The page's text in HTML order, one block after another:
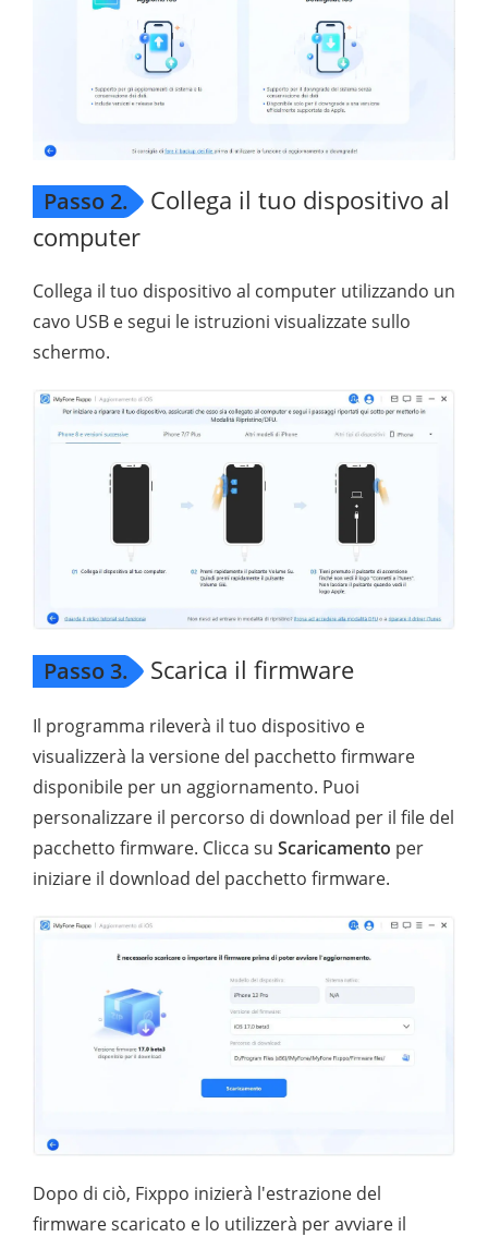
Passo 2.
Collega il tuo dispositivo al
computer
Collega il tuo dispositivo al computer utilizzando un
cavo USB e segui le istruzioni visualizzate sullo
schermo.
Passo 3. Scarica il firmware
Il programma rileverà il tuo dispositivo e
visualizzerà la versione del pacchetto firmware
disponibile per un aggiornamento. Puoi
personalizzare il percorso di download per il file del
pacchetto firmware. Clicca su Scaricamento per
iniziare il download del pacchetto firmware.
Dopo di ciò, Fixppo inizierà l'estrazione del
firmware scaricato e lo utilizzerà per avviare il